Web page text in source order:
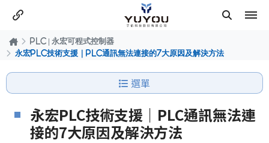
PLC | 永宏可程式控制器
永宏PLC技術支援｜PLC通訊無法連接的7大原因及解決方法
選單
永宏PLC技術支援｜PLC通訊無法連
接的7大原因及解決方法